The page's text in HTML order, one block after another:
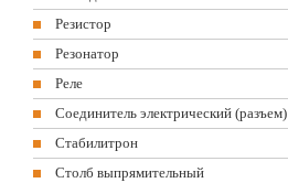
Резистор
Резонатор
Реле
Соединитель электрический (разъем)
Стабилитрон
Столб выпрямительный